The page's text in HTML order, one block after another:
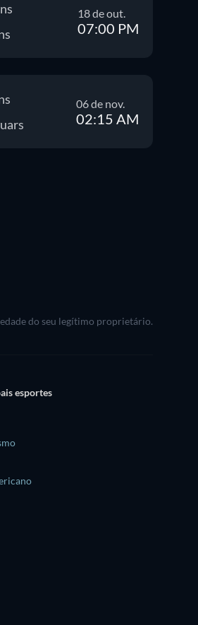
18 de out.
07:00 PM
06 de nov.
02:15 AM
do seu legítimo proprietário.
esportes